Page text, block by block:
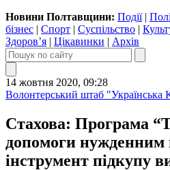
Новини Полтавщини: Події|
бізнес | Спорт | Суспільство |
Здоров’я | Цікавинки | Архів
14 жовтня 2020, 09:28
Волонтерський штаб
Стахова: Програма
допомоги нужденним
інструмент підкупу